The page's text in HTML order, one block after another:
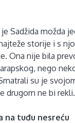
Sadžida možda
storije i s
Ona nije bila
nego
su je
drugom ne bi
na tuđu nesreću